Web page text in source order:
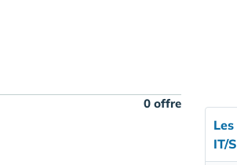
0 offre
IT/